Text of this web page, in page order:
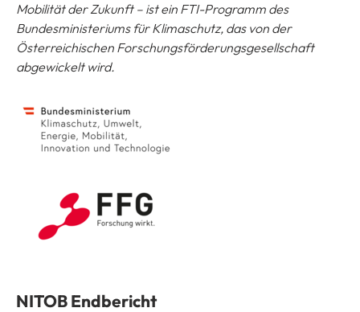
Mobilität der Zukunft – ist ein FTI-Programm des
Bundesministeriums für Klimaschutz, das von der
Österreichischen Forschungsförderungsgesellschaft
abgewickelt wird.
NITOB Endbericht